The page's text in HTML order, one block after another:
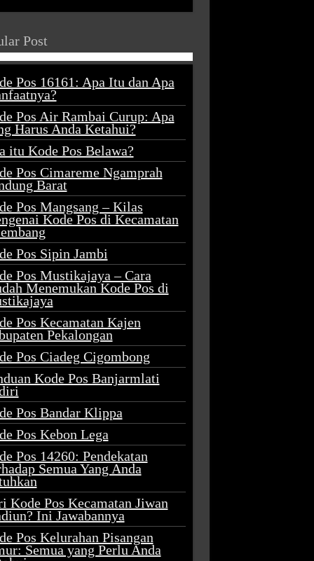
Post
Pos 16161: Apa Itu dan Apa
Pos Air Rambai Curup: Apa
Harus Anda Ketahui?
itu Kode Pos Belawa?
Pos Cimareme Ngamprah
Barat
Pos Mangsang – Kilas
Kode Pos di Kecamatan
Pos Sipin Jambi
Pos Mustikajaya – Cara
Menemukan Kode Pos di
Pos Kecamatan Kajen
Pekalongan
Pos Ciadeg Cigombong
Kode Pos Banjarmlati
Pos Bandar Klippa
Pos Kebon Lega
Pos 14260: Pendekatan
Semua Yang Anda
Kode Pos Kecamatan Jiwan
Ini Jawabannya
Pos Kelurahan Pisangan
Semua yang Perlu Anda